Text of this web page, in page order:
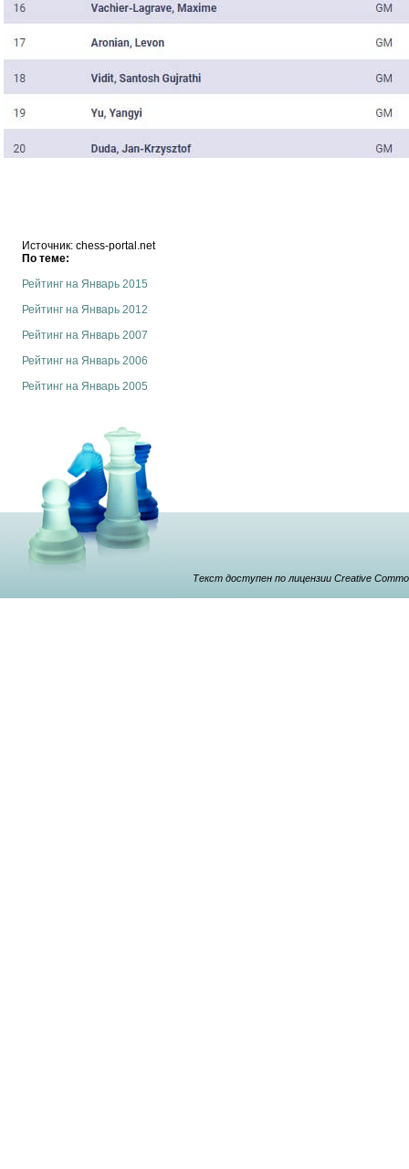
Источник: chess-portal.net
По теме:
Рейтинг на Январь 2015
Рейтинг на Январь 2012
Рейтинг на Январь 2007
Рейтинг на Январь 2006
Рейтинг на Январь 2005
Текст доступен по лицензии Creative